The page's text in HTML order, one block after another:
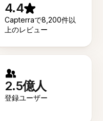
4.4
Capterraで8,200件以
上のレビュー
2.5億人
登録ユーザー